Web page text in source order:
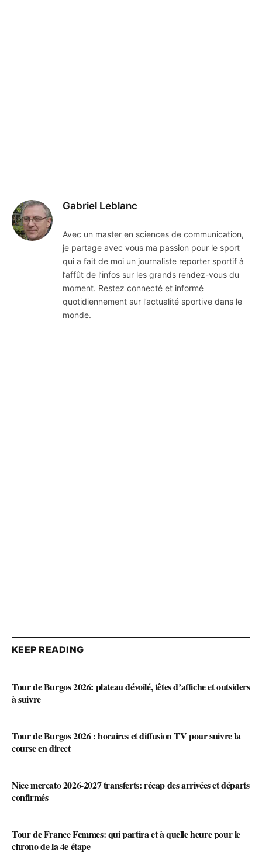
Gabriel Leblanc
Avec un master en sciences de communication,
je partage avec vous ma passion pour le sport
qui a fait de moi un journaliste reporter sportif à
l’affût de l’infos sur les grands rendez-vous du
moment. Restez connecté et informé
quotidiennement sur l’actualité sportive dans le
monde.
KEEP READING
Tour de Burgos 2026: plateau dévoilé, têtes d’affiche et outsiders
à suivre
Tour de Burgos 2026 : horaires et diffusion TV pour suivre la
course en direct
Nice mercato 2026-2027 transferts: récap des arrivées et départs
confirmés
Tour de France Femmes: qui partira et à quelle heure pour le
chrono de la 4e étape